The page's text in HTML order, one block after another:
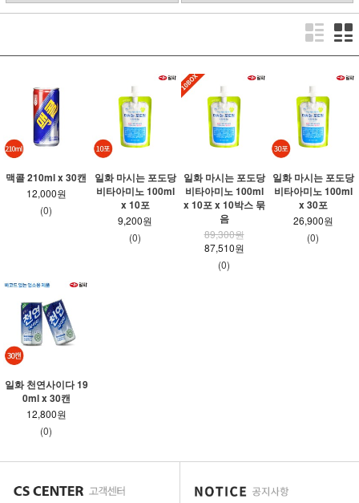
맥콜 210ml x 30캔
12,000원
(0)
일화 마시는 포도당
비타아미노 100ml
x 10포
9,200원
(0)
일화 마시는 포도당
비타아미노 100ml
x 10포 x 10박스 묶
음
89,300원
87,510원
(0)
일화 마시는 포도당
비타아미노 100ml
x 30포
26,900원
(0)
일화 천연사이다 19
0ml x 30캔
12,800원
(0)